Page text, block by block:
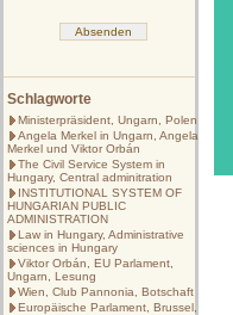
Schlagworte
Ministerpräsident, Ungarn, Polen
Angela Merkel in Ungarn, Angela
Merkel und Viktor Orbán
The Civil Service System in
Hungary, Central adminitration
INSTITUTIONAL SYSTEM OF
HUNGARIAN PUBLIC
ADMINISTRATION
Law in Hungary, Administrative
sciences in Hungary
Viktor Orbán, EU Parlament,
Ungarn, Lesung
Wien, Club Pannonia, Botschaft
Europäische Parlament, Brussel,